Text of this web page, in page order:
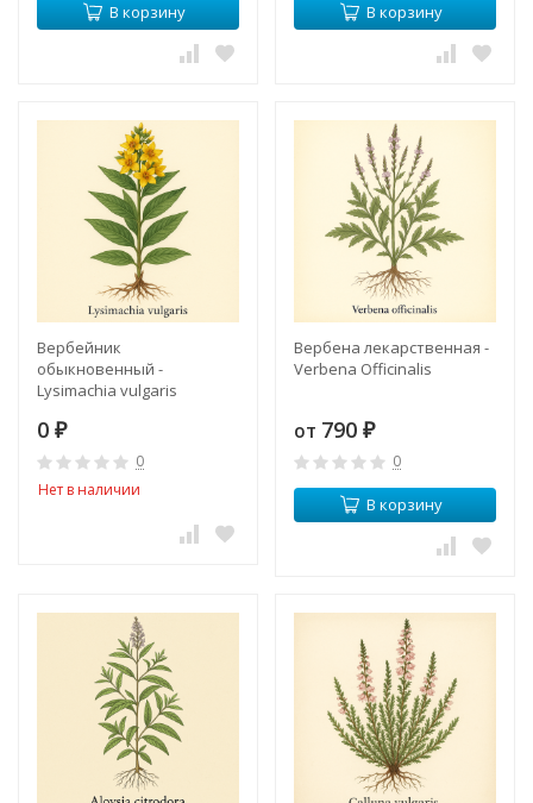
В корзину В корзину
Вербейник
обыкновенный -
Lysimachia vulgaris
0 ₽
0
Нет в наличии
Вербена лекарственная -
Verbena Officinalis
от 790 ₽
0
В корзину